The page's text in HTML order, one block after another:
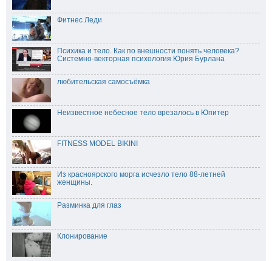
Фитнес Леди
Психика и тело. Как по внешности понять человека?
Системно-векторная психология Юрия Бурлана
любительская самосъёмка
Неизвестное небесное тело врезалось в Юпитер
FITNESS MODEL BIKINI
Из красноярского морга исчезло тело 88-летней
женщины.
Разминка для глаз
Клонирование